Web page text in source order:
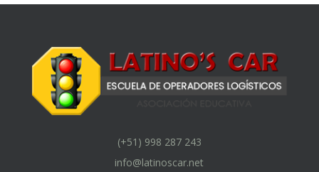
(+51) 998 287 243
info@latinoscar.net